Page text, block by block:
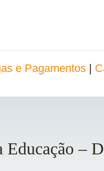
e Pagamentos
–